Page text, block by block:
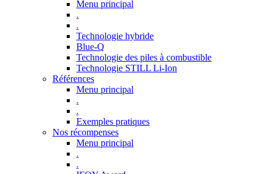
Menu principal
.
.
Technologie hybride
Blue-Q
Technologie des piles à combustible
Technologie STILL Li-Ion
Références
Menu principal
.
.
Exemples pratiques
Nos récompenses
Menu principal
.
.